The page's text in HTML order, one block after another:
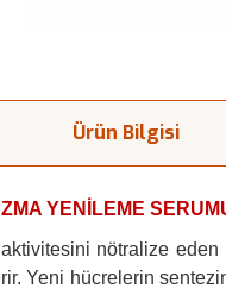
Ürün Bilgisi
YENİLEME
nötralize
Yeni hücrelerin